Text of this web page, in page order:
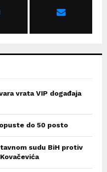
vrata VIP događaja
do 50 posto
sudu BiH protiv